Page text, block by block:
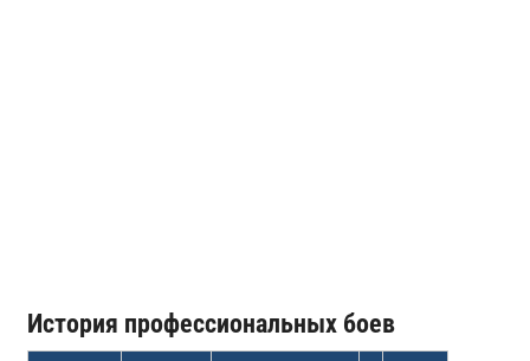
История профессиональных боев